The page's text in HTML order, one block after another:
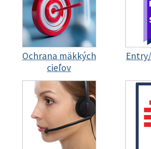
Ochrana mäkkých
cieľov